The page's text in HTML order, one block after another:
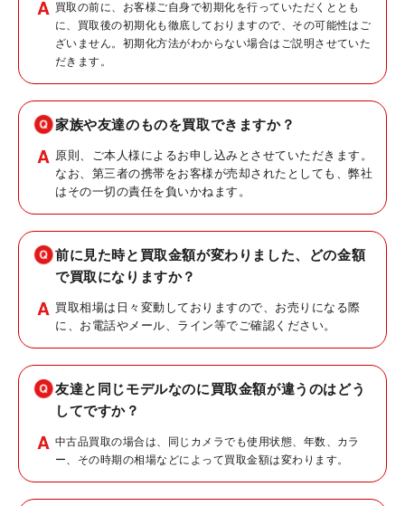
買取の前に、お客様ご自身で初期化を行っていただくととも
に、買取後の初期化も徹底しておりますので、その可能性はご
ざいません。初期化方法がわからない場合はご説明させていた
だきます。
家族や友達のものを買取できますか？
原則、ご本人様によるお申し込みとさせていただきます。
なお、第三者の携帯をお客様が売却されたとしても、弊社
はその一切の責任を負いかねます。
前に見た時と買取金額が変わりました、どの金額
で買取になりますか？
買取相場は日々変動しておりますので、お売りになる際
に、お電話やメール、ライン等でご確認ください。
友達と同じモデルなのに買取金額が違うのはどう
してですか？
中古品買取の場合は、同じカメラでも使用状態、年数、カラ
ー、その時期の相場などによって買取金額は変わります。